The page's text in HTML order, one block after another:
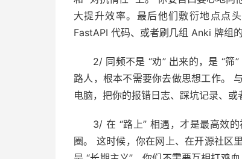
大提升效率。最后他们敷衍地点点
FastAPI 代码、或者刷几组 Anki 牌组
2/ 同频不是 “劝” 出来的，是 “筛
路人，根本不需要你去做思想工作。
电脑，把你的报错日志、踩坑记录、
3/ 在 “路上” 相遇，才是最高效
圈。 这时候，你在网上、在开源社区